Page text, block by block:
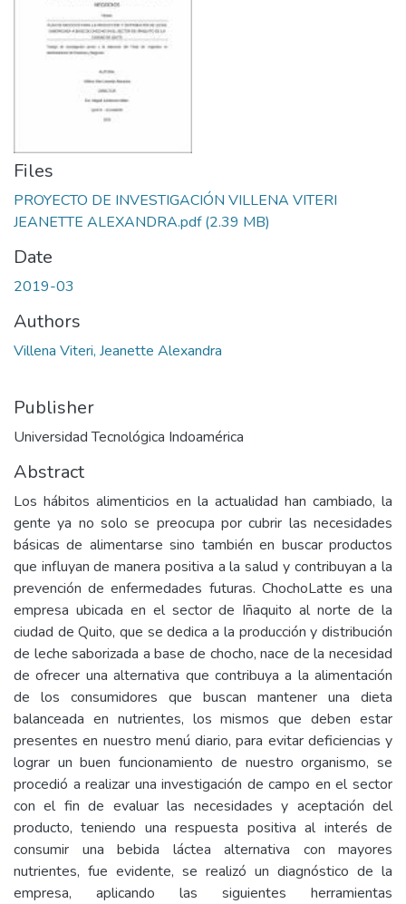
Files
PROYECTO DE INVESTIGACIÓN VILLENA VITERI
JEANETTE ALEXANDRA.pdf(2.39 MB)
Date
2019-03
Authors
Villena Viteri, Jeanette Alexandra
Publisher
Universidad Tecnológica Indoamérica
Abstract
Los hábitos alimenticios en la actualidad han cambiado, la
gente ya no solo se preocupa por cubrir las necesidades
básicas de alimentarse sino también en buscar productos
que influyan de manera positiva a la salud y contribuyan a la
prevención de enfermedades futuras. ChochoLatte es una
empresa ubicada en el sector de Iñaquito al norte de la
ciudad de Quito, que se dedica a la producción y distribución
de leche saborizada a base de chocho, nace de la necesidad
de ofrecer una alternativa que contribuya a la alimentación
de los consumidores que buscan mantener una dieta
balanceada en nutrientes, los mismos que deben estar
presentes en nuestro menú diario, para evitar deficiencias y
lograr un buen funcionamiento de nuestro organismo, se
procedió a realizar una investigación de campo en el sector
con el fin de evaluar las necesidades y aceptación del
producto, teniendo una respuesta positiva al interés de
consumir una bebida láctea alternativa con mayores
nutrientes, fue evidente, se realizó un diagnóstico de la
empresa, aplicando las siguientes herramientas